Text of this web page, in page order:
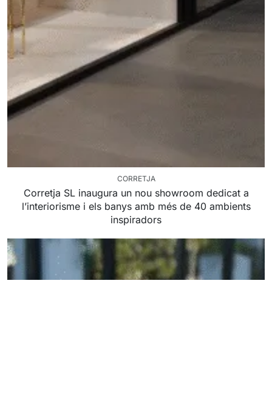
CORRETJA
Corretja SL inaugura un nou showroom dedicat a
l’interiorisme i els banys amb més de 40 ambients
inspiradors